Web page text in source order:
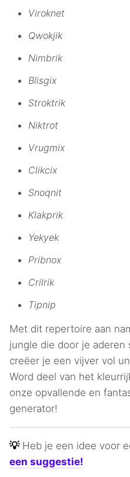
Viroknet
Qwokjik
Nimbrik
Blisgix
Stroktrik
Niktrot
Vrugmix
Clikcix
Snoqnit
Klakprik
Yekyek
Pribnox
Crilrik
Tipnip
Met dit repertoire aan
jungle die door je aderen
creëer je een vijver vol
Word deel van het
onze opvallende en
generator!
💡 Heb je een idee voor
een suggestie!